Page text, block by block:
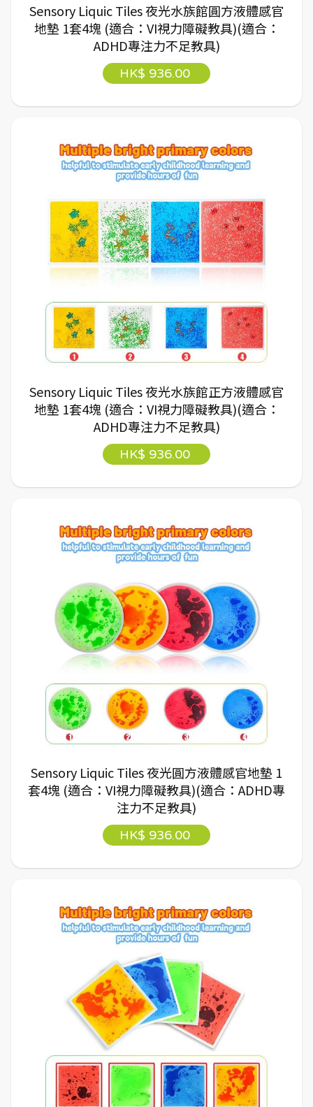
Sensory Liquic Tiles 夜光水族館圓方液體感官
地墊 1套4塊 (適合：VI視力障礙教具)(適合：
ADHD專注力不足教具)
HK$ 936.00
Sensory Liquic Tiles 夜光水族館正方液體感官
地墊 1套4塊 (適合：VI視力障礙教具)(適合：
ADHD專注力不足教具)
HK$ 936.00
Sensory Liquic Tiles 夜光圓方液體感官地墊 1
套4塊 (適合：VI視力障礙教具)(適合：ADHD專
注力不足教具)
HK$ 936.00